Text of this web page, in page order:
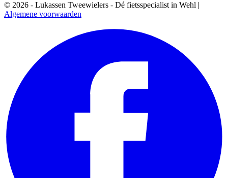
© 2026 - Lukassen Tweewielers - Dé fietsspecialist in Wehl |
Algemene voorwaarden